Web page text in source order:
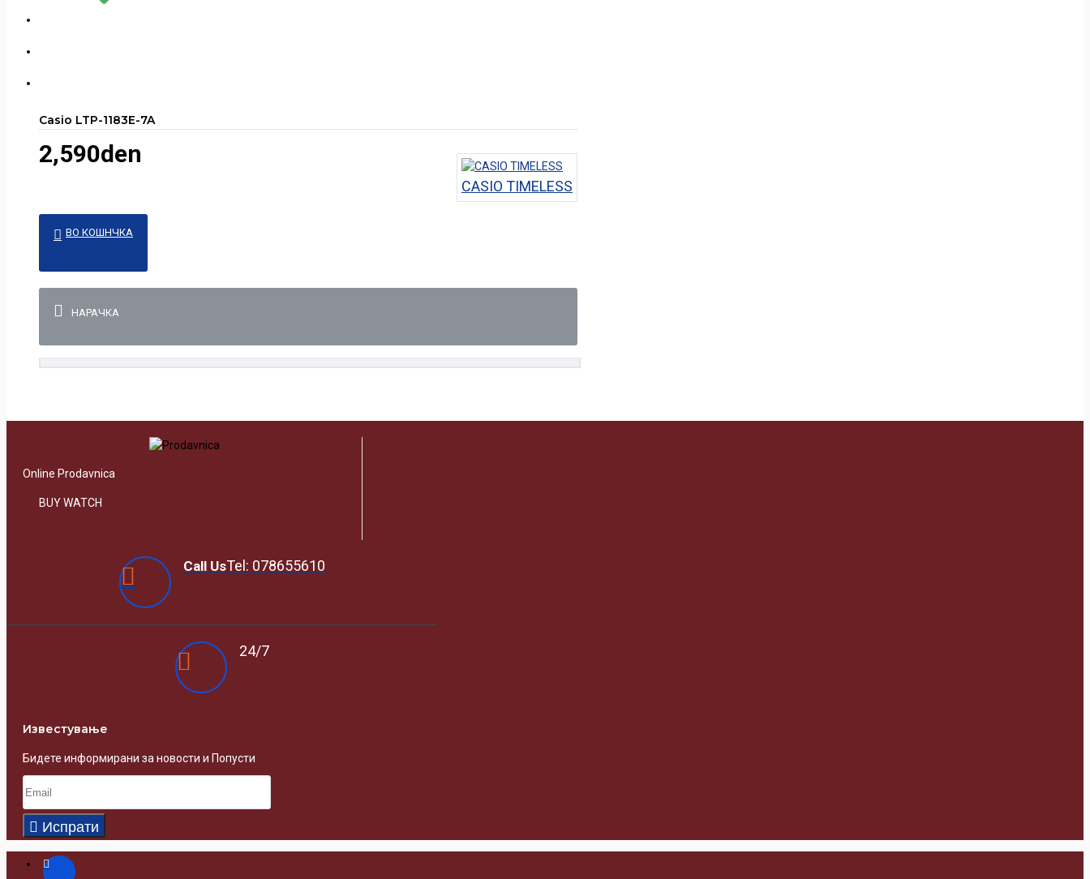
Casio LTP-1183E-7A
2,590den
CASIO TIMELESS
ВО КОШНЧКА
НАРАЧКА
Online Prodavnica
BUY WATCH
Call UsTel: 078655610
24/7
Известувањe
Бидете информирани за новости и Попусти
Испрати